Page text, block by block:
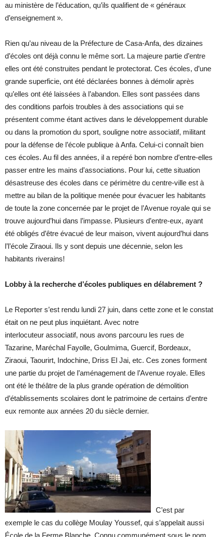
au ministère de l’éducation, qu’ils qualifient de « généraux
d’enseignement ».
Rien qu’au niveau de la Préfecture de Casa-Anfa, des dizaines
d’écoles ont déjà connu le même sort. La majeure partie d’entre
elles ont été construites pendant le protectorat. Ces écoles, d’une
grande superficie, ont été déclarées bonnes à démolir après
qu’elles ont été laissées à l’abandon. Elles sont passées dans
des conditions parfois troubles à des associations qui se
présentent comme étant actives dans le développement durable
ou dans la promotion du sport, souligne notre associatif, militant
pour la défense de l’école publique à Anfa. Celui-ci connaît bien
ces écoles. Au fil des années, il a repéré bon nombre d’entre-elles
passer entre les mains d’associations. Pour lui, cette situation
désastreuse des écoles dans ce périmètre du centre-ville est à
mettre au bilan de la politique menée pour évacuer les habitants
de toute la zone concernée par le projet de l’Avenue royale qui se
trouve aujourd’hui dans l’impasse. Plusieurs d’entre-eux, ayant
été obligés d’être évacué de leur maison, vivent aujourd’hui dans
l’l’école Ziraoui. Ils y sont depuis une décennie, selon les
habitants riverains!
Lobby à la recherche d’écoles publiques en délabrement ?
Le Reporter s’est rendu lundi 27 juin, dans cette zone et le constat
était on ne peut plus inquiétant. Avec notre
interlocuteur associatif, nous avons parcouru les rues de
Tazarine, Maréchal Fayolle, Goulmima, Guercif, Bordeaux,
Ziraoui, Taourirt, Indochine, Driss El Jai, etc. Ces zones forment
une partie du projet de l’aménagement de l’Avenue royale. Elles
ont été le théâtre de la plus grande opération de démolition
d’établissements scolaires dont le patrimoine de certains d’entre
eux remonte aux années 20 du siècle dernier.
C’est par
exemple le cas du collège Moulay Youssef, qui s’appelait aussi
École de la Ferme Blanche. Connu communément sous le nom